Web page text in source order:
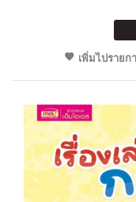
เพิ่มไปรายก